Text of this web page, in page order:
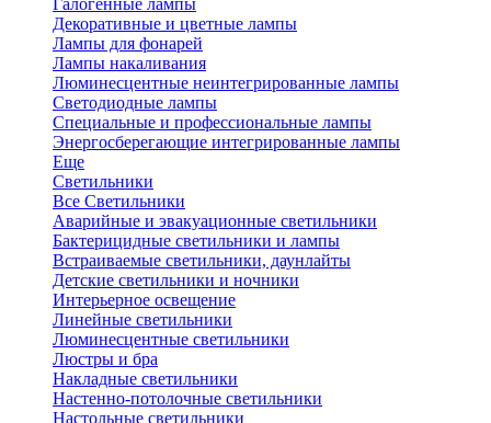
Галогенные лампы
Декоративные и цветные лампы
Лампы для фонарей
Лампы накаливания
Люминесцентные неинтегрированные лампы
Светодиодные лампы
Специальные и профессиональные лампы
Энергосберегающие интегрированные лампы
Еще
Светильники
Все Светильники
Аварийные и эвакуационные светильники
Бактерицидные светильники и лампы
Встраиваемые светильники, даунлайты
Детские светильники и ночники
Интерьерное освещение
Линейные светильники
Люминесцентные светильники
Люстры и бра
Накладные светильники
Настенно-потолочные светильники
Настольные светильники